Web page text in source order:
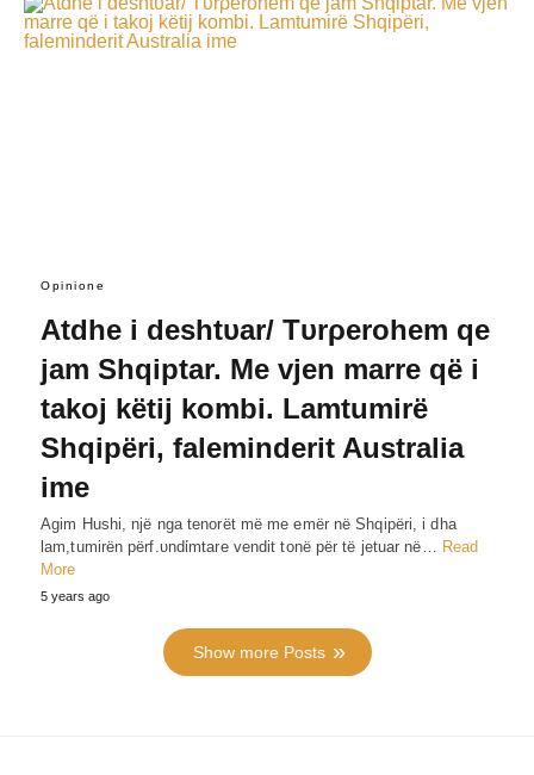
Opinione
Atdhe i deshtυar/ Tυrρerohem qe
jam Shqiptar. Me vjen marre që i
takoj këtij kombi. Lamtumirë
Shqipëri, faleminderit Australia
ime
Agim Hushi, një nga tenorët më me emër në Shqipëri, i dha
lam,tumirën përf.υndίmtare vendit tonë për të jetuar në…
Read
More
5 years ago
Show more Posts